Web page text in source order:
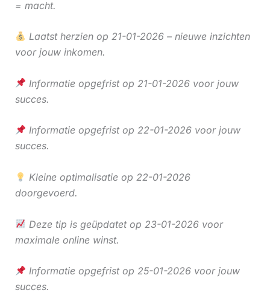
= macht.
Laatst herzien op 21-01-2026 – nieuwe inzichten
voor jouw inkomen.
Informatie opgefrist op 21-01-2026 voor jouw
succes.
Informatie opgefrist op 22-01-2026 voor jouw
succes.
Kleine optimalisatie op 22-01-2026
doorgevoerd.
Deze tip is geüpdatet op 23-01-2026 voor
maximale online winst.
Informatie opgefrist op 25-01-2026 voor jouw
succes.